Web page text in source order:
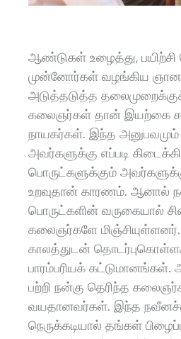
ஆண்டுகள் உழைத்து, பயிற்சி
முன்னோர்கள் வழங்கிய
அடுத்தடுத்த
கலைஞர்கள் தான் இயற்கை
நாயகர்கள். இந்த அனுபவமும்
அவர்களுக்கு எப்படி
பொருட்களுக்கும்
உறவுதான் காரணம்‌. ஆனால்
பொருட்களின் வருகையால்
கலைஞர்களே
காலத்துடன்
பாரம்பரியக்
பற்றி நன்கு தெரிந்த
வயதானவர்கள். இந்த
நெருக்கடியால் தங்கள்